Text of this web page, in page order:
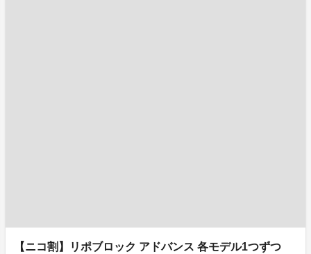
【ニコ割】リポブロック アドバンス 各モデル1つずつ